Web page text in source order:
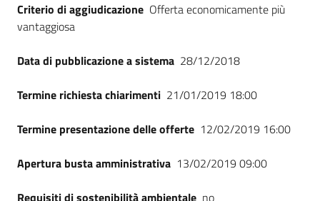
Criterio di aggiudicazione Offerta economicamente più
vantaggiosa
Data di pubblicazione a sistema 28/12/2018
Termine richiesta chiarimenti 21/01/2019 18:00
Termine presentazione delle offerte 12/02/2019 16:00
Apertura busta amministrativa 13/02/2019 09:00
Requisiti di sostenibilità ambientale no